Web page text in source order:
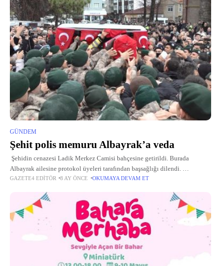
GÜNDEM
Şehit polis memuru Albayrak’a veda
Şehidin cenazesi Ladik Merkez Camisi bahçesine getirildi. Burada
Albayrak ailesine protokol üyeleri tarafından başsağlığı dilendi.
Albayrak'ın naaşı İl Müftüsü Veysel Çakır tarafından öğlen vakti kılınan
GAZETE4 EDITÖR 8 AY ÖNCE OKUMAYA DEVAM ET